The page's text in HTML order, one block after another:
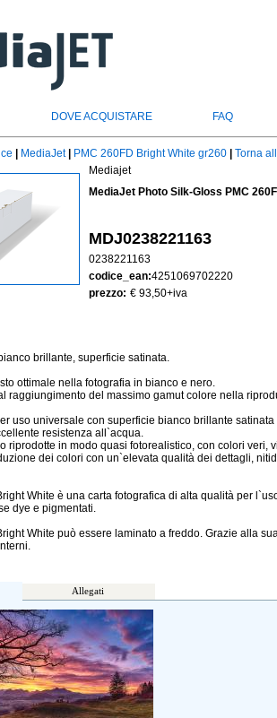
DOVE ACQUISTARE FAQ
MediaJet PMC 260FD Bright White gr260
Torna
Mediajet
MediaJet Photo Silk-Gloss PMC
MDJ0238221163
0238221163
codice_ean:4251069702220
prezzo: € 93,50+iva
brillante, superficie satinata.
ottimale nella fotografia in bianco e nero.
raggiungimento del massimo gamut colore nella
uso universale con superficie bianco brillante
resistenza all`acqua.
riprodotte in modo quasi fotorealistico, con colori
dei colori con un`elevata qualità dei dettagli,
White è una carta fotografica di alta qualità per
dye e pigmentati.
White può essere laminato a freddo. Grazie alla
Allegati